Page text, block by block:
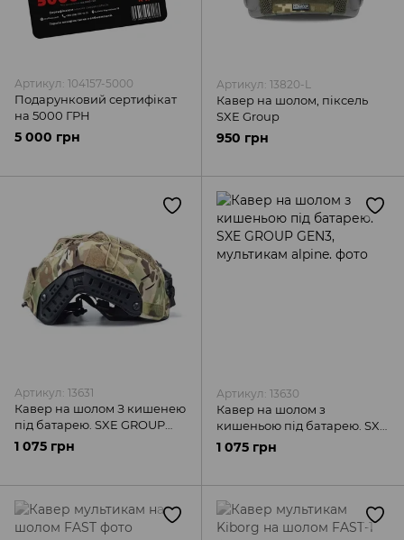
Артикул: 104157-5000
Подарунковий сертифікат
на 5000 ГРН
5 000 грн
Артикул: 13820-L
Кавер на шолом, піксель
SXE Group
950 грн
Артикул: 13631
Кавер на шолом З кишенею
під батарею. SXE GROUP
GEN3, мультикам.
1 075 грн
Артикул: 13630
Кавер на шолом з
кишеньою під батарею. SXE
GROUP GEN3, мультикам
1 075 грн